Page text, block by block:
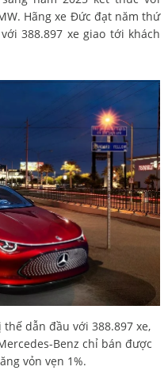
Hãng xe Đức đạt năm thứ
388.897 xe giao tới khách
dẫn đầu với 388.897 xe,
Benz chỉ bán được
vỏn vẹn 1%.